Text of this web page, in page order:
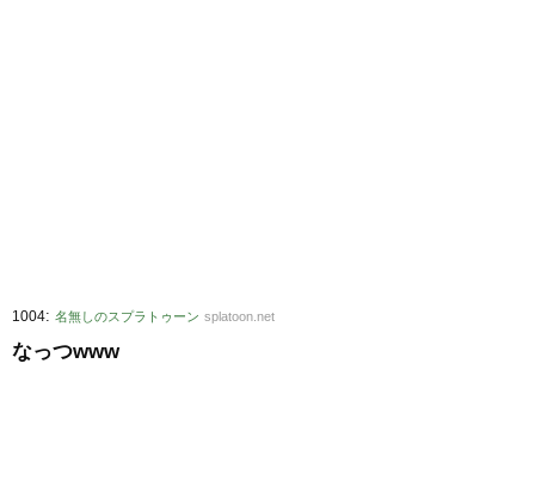
1004: 名無しのスプラトゥーン splatoon.net
なっつwww